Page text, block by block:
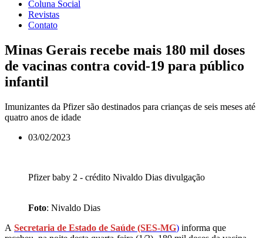
Coluna Social
Revistas
Contato
Minas Gerais recebe mais 180 mil doses
de vacinas contra covid-19 para público
infantil
Imunizantes da Pfizer são destinados para crianças de seis meses até
quatro anos de idade
03/02/2023
Pfizer baby 2 - crédito Nivaldo Dias divulgação
Foto: Nivaldo Dias
A Secretaria de Estado de Saúde (SES-MG) informa que